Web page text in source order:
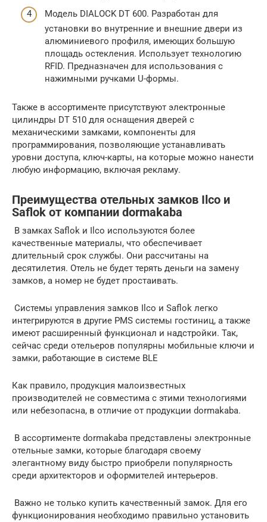
Модель DIALOCK DT 600. Разработан для
установки во внутренние и внешние двери из
алюминиевого профиля, имеющих большую
площадь остекления. Использует технологию
RFID. Предназначен для использования с
нажимными ручками U-формы.
Также в ассортименте присутствуют электронные
цилиндры DT 510 для оснащения дверей с
механическими замками, компоненты для
программирования, позволяющие устанавливать
уровни доступа, ключ-карты, на которые можно нанести
любую информацию, включая рекламу.
Преимущества отельных замков Ilco и
Saflok от компании dormakaba
В замках Saflok и Ilco используются более
качественные материалы, что обеспечивает
длительный срок службы. Они рассчитаны на
десятилетия. Отель не будет терять деньги на замену
замков, а номер не будет простаивать.
Системы управления замков Ilco и Saflok легко
интегрируются в другие PMS системы гостиниц, а также
имеют расширенный функционал и надстройки. Так,
сейчас среди отельеров популярны мобильные ключи и
замки, работающие в системе BLE
Как правило, продукция малоизвестных
производителей не совместима с этими технологиями
или небезопасна, в отличие от продукции dormakaba.
В ассортименте dormakaba представлены электронные
отельные замки, которые благодаря своему
элегантному виду быстро приобрели популярность
среди архитекторов и оформителей интерьеров.
Важно не только купить качественный замок. Для его
функционирования необходимо правильно установить